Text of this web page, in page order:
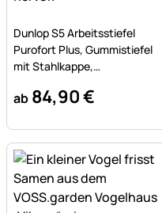
Noch keine
Dunlop S5 Arbeitsstiefel
Purofort Plus, Gummistiefel
mit Stahlkappe,
ab 84,90€